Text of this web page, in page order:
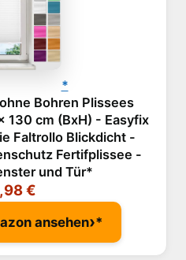
Bohren Plissees
130 cm (BxH) - Easyfix
Faltrollo Blickdicht -
Fertifplissee -
und Tür
€
ansehen›